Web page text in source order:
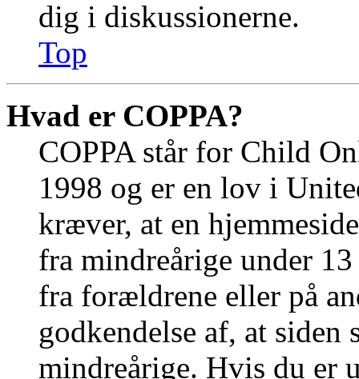
dig i diskussionerne.
Top
Hvad er COPPA?
COPPA står for Child
1998 og er en lov i
kræver, at en
fra mindreårige under
fra forældrene eller på
godkendelse af, at
mindreårige. Hvis du er